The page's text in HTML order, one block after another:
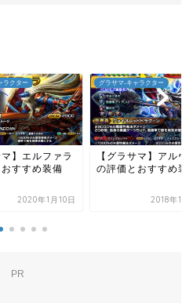
ァラ
備
月10日
グラサマ-キャラクター
【グラサマ】アルヴィナ
の評価とおすすめ装備
2018年11月16日
PR